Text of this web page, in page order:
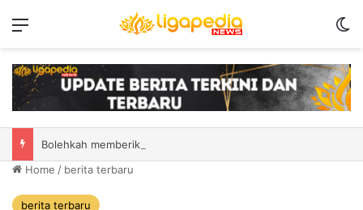
Home / berita terbaru
berita terbaru